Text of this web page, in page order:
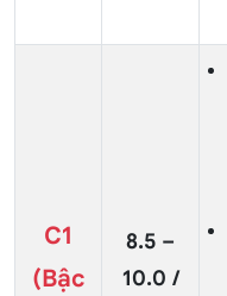
C1
(Bậc
8.5 –
10.0 /